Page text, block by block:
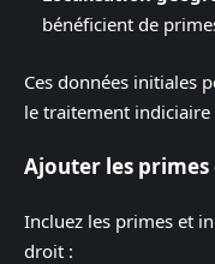
bénéficient de
Ces données initiales
le traitement indiciaire
Ajouter les
Incluez les primes et
droit :